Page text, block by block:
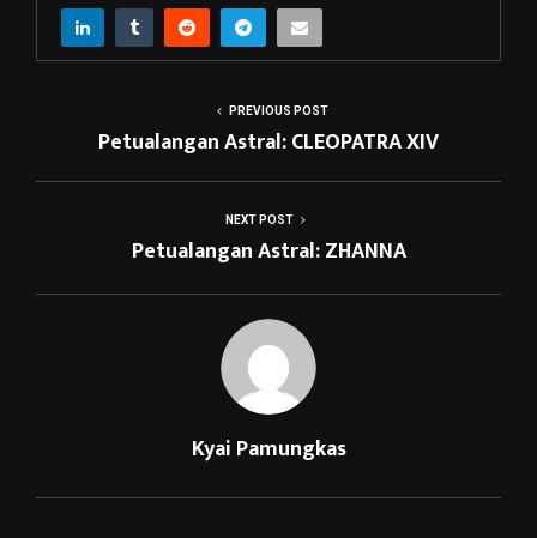
PREVIOUS POST
Petualangan Astral: CLEOPATRA XIV
NEXT POST
Petualangan Astral: ZHANNA
Kyai Pamungkas